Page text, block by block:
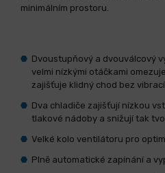
minimálním prostoru.
Dvoustupňový a dvouválcový
velmi nízkými otáčkami
zajišťuje klidný chod bez vibrací
Dva chladiče zajišťují nízkou
tlakové nádoby a snižují tak
Velké kolo ventilátoru pro
Plně automatické zapínání a